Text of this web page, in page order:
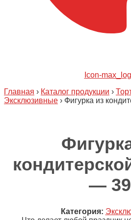
Icon-
Главная › Каталог продукции ›
Эксклюзивные › Фигурка из
— 39
Категория: